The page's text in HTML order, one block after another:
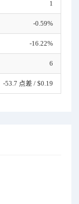
1
-0.59%
-16.22%
6
-53.7 点差 / $0.19